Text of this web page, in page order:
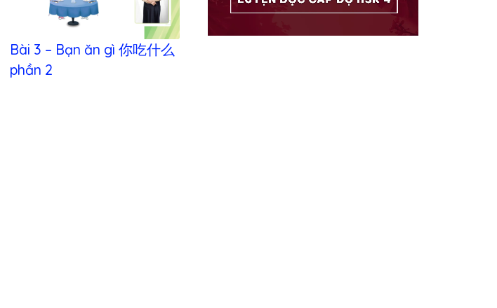
Bài 3 – Bạn ăn gì 你吃什么
phần 2